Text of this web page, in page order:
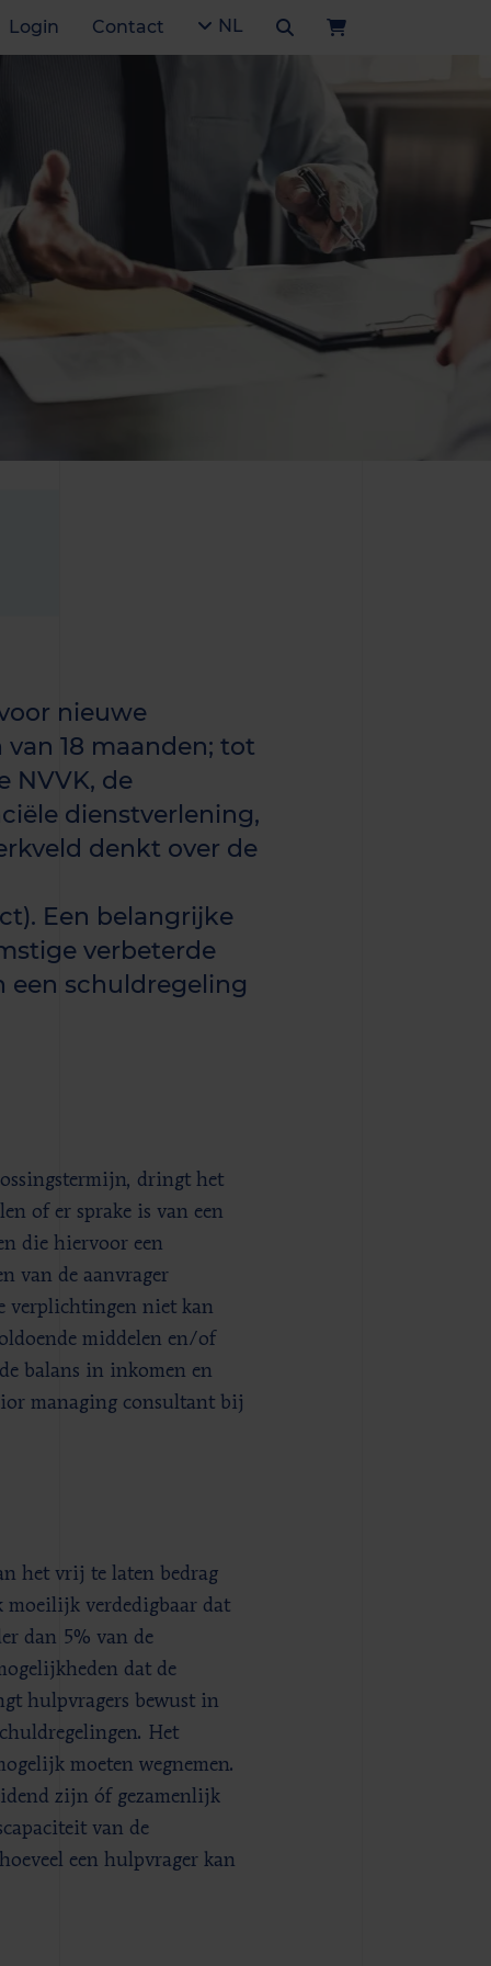
Login Contact NL
nieuwe
18 maanden; tot
NVVK, de
dienstverlening,
denkt over de
Een belangrijke
verbeterde
een schuldregeling
dringt het
of er sprake is van een
die hiervoor een
van de aanvrager
verplichtingen niet kan
middelen en/of
balans in inkomen en
managing consultant bij
het vrij te laten bedrag
verdedigbaar dat
dan 5% van de
dat de
hulpvragers bewust in
Het
moeten wegnemen.
zijn óf gezamenlijk
van de
een hulpvrager kan